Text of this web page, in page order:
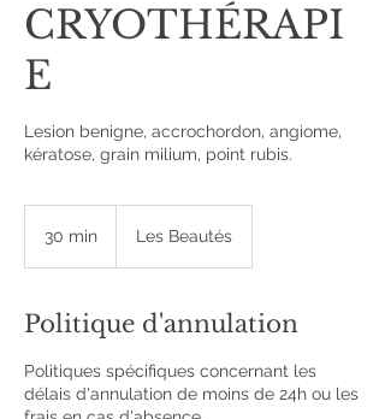
CRYOTHÉRAPI
E
Lesion benigne, accrochordon, angiome,
kératose, grain milium, point rubis.
30 min
n
Les Beautés
Politique d'annulation
Politiques spécifiques concernant les
délais d'annulation de moins de 24h ou les